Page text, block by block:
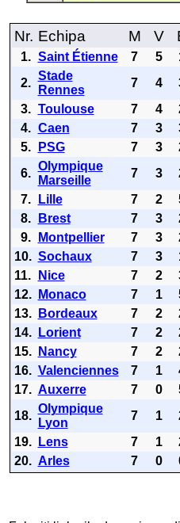
Nr. Echipa M V
1. Saint Étienne 7 5
2.
Stade
Rennes
7 4
3. Toulouse 7 4
4. Caen 7 3
5.
PSG 7 3
6.
Olympique
Marseille
7 3
7.
Lille 7 2
8.
Brest 7 3
9.
Montpellier 7 3
10. Sochaux 7 3
11.
Nice 7 2
12.
Monaco 7 1
13.
Bordeaux 7 2
14.
Lorient 7 2
15.
Nancy 7 2
16. Valenciennes 7 1
17. Auxerre 7 0
18.
Olympique
Lyon
7 1
19.
Lens 7 1
20. Arles 7 0